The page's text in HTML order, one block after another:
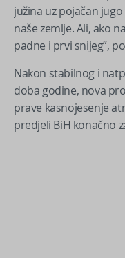
južina uz pojačan
naše zemlje. Ali, ako
padne i prvi snijeg”,
Nakon stabilnog i
doba godine, nova
prave kasnojesenje
predjeli BiH konačno